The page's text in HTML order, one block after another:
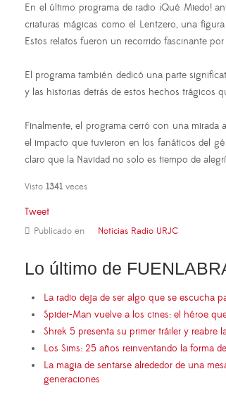
En el último programa de radio ¡Qué Miedo!
criaturas mágicas como el Lentzero, una
Estos relatos fueron un recorrido fascinante
El programa también dedicó una parte
y las historias detrás de estos hechos trágicos
Finalmente, el programa cerró con una
el impacto que tuvieron en los fanáticos del
claro que la Navidad no solo es tiempo de
Visto 1341 veces
Tweet
Publicado en Noticias Radio URJC
Lo último de
La radio deja de ser algo que se escucha
Spider-Man vuelve a los cines: el héroe
Shrek 5 presenta su primer tráiler y reabre
Los Sims: 25 años reinventando la forma
La magia de sentarse alrededor de una
generaciones